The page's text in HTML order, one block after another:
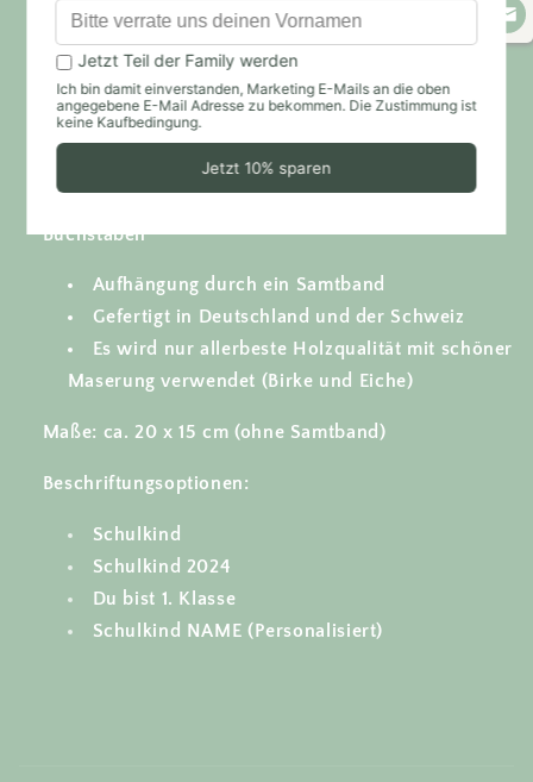
Geschenk zur Einschulung. Eine Geschenkidee zur
Einschulung, die nachhaltig in Erinnerung bleibt,
während der Einschulungsfeier als Deko und
anschließend eine super Kinderzimmer
Wandgestaltung darstellt.
Buchstaben
Aufhängung durch ein Samtband
Gefertigt in Deutschland und der Schweiz
Es wird nur allerbeste Holzqualität mit schöner
Maserung verwendet (Birke und Eiche)
Maße: ca. 20 x 15 cm (ohne Samtband)
Beschriftungsoptionen:
Schulkind
Schulkind 2024
Du bist 1. Klasse
Schulkind NAME (Personalisiert)